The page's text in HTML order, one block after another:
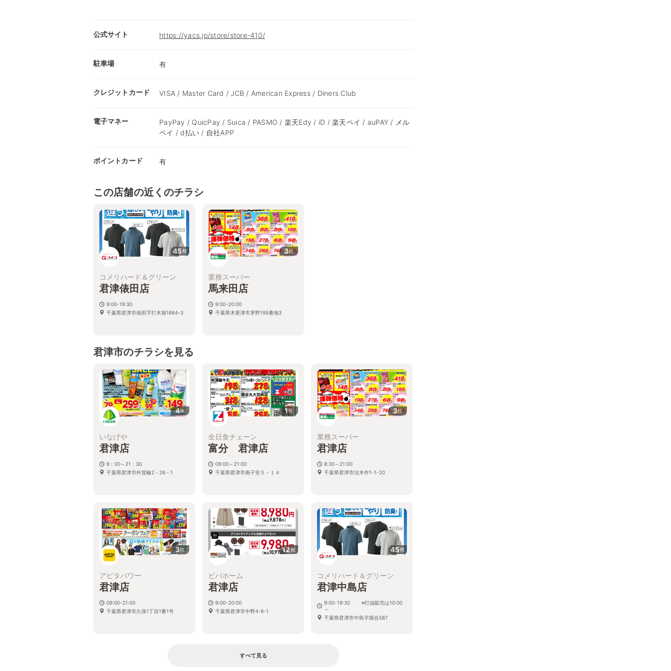
公式サイト https://yacs.jp/store/store-410/
駐車場 有
クレジットカード VISA / Master Card / JCB / American Express / Diners Club
電子マネー
PayPay / QuicPay / Suica / PASMO / 楽天Edy / iD / 楽天ペイ / auPAY / メル
ペイ / d払い / 自社APP
ポイントカード 有
この店舗の近くのチラシ
45枚
コメリハード＆グリーン
君津俵田店
9:00-19:30
千葉県君津市俵田字打木堀1664-3
3枚
業務スーパー
馬来田店
9:00-20:00
千葉県木更津市茅野195番地3
君津市のチラシを見る
4枚
いなげや
君津店
9：00～21：30
千葉県君津市外箕輪2－26－1
1枚
全日食チェーン
富分 君津店
09:00～21:00
千葉県君津市南子安５－１４
3枚
業務スーパー
君津店
8:30～21:00
千葉県君津市法木作1-1-20
3枚
アピタパワー
君津店
09:00-21:00
千葉県君津市久保1丁目1番1号
12枚
ビバホーム
君津店
9:00-20:00
千葉県君津市中野4-8-1
45枚
コメリハード＆グリーン
君津中島店
9:00-19:30 ※灯油販売は10:00
～
千葉県君津市中島字堀合587
すべて見る